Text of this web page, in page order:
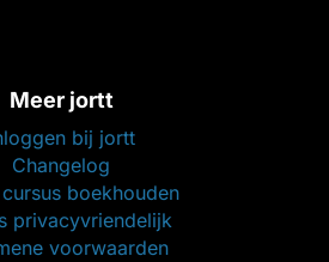
Meer jortt
bij jortt
Changelog
boekhouden
privacyvriendelijk
voorwaarden